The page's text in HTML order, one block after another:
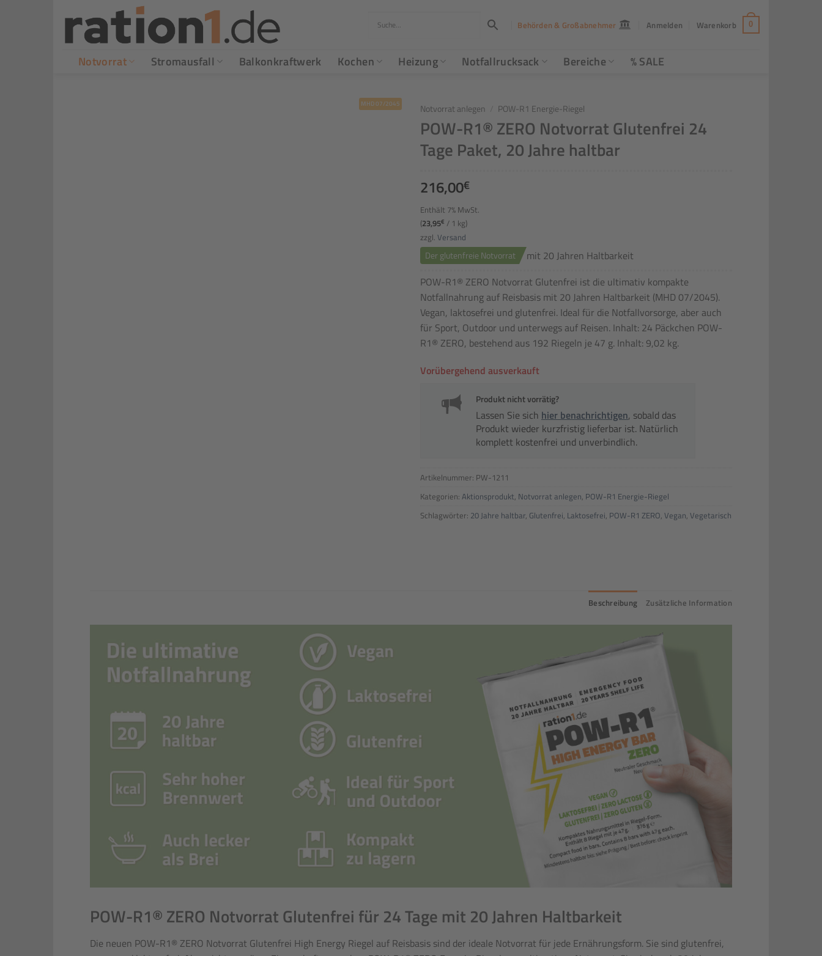
Inhalt
springen
Behörden & Großabnehmer Anmelden Warenkorb 0
Notvorrat Stromausfall Balkonkraftwerk Kochen Heizung Notfallrucksack Bereiche % SALE
MHD 07/2045 Notvorrat anlegen POW-R1 Energie-Riegel
POW-R1® ZERO Notvorrat Glutenfrei 24
Tage Paket, 20 Jahre haltbar
216,00€
Enthält 7% MwSt.
(23,95€ / 1 kg)
zzgl. Versand
Der glutenfreie Notvorrat
mit 20 Jahren Haltbarkeit
POW-R1® ZERO Notvorrat Glutenfrei ist die ultimativ kompakte
Notfallnahrung auf Reisbasis mit 20 Jahren Haltbarkeit (MHD 07/2045).
Vegan, laktosefrei und glutenfrei. Ideal für die Notfallvorsorge, aber auch
für Sport, Outdoor und unterwegs auf Reisen. Inhalt: 24 Päckchen POW-
R1® ZERO, bestehend aus 192 Riegeln je 47 g. Inhalt: 9,02 kg.
Vorübergehend ausverkauft
Produkt nicht vorrätig?
Lassen Sie sich hier benachrichtigen, sobald das
Produkt wieder kurzfristig lieferbar ist. Natürlich
komplett kostenfrei und unverbindlich.
Artikelnummer: PW-1211
Kategorien: Aktionsprodukt, Notvorrat anlegen, POW-R1 Energie-Riegel
Schlagwörter: 20 Jahre haltbar, Glutenfrei, Laktosefrei, POW-R1 ZERO, Vegan, Vegetarisch
Beschreibung Zusätzliche Information
POW-R1® ZERO Notvorrat Glutenfrei für 24 Tage mit 20 Jahren Haltbarkeit
Die neuen POW-R1® ZERO Notvorrat Glutenfrei High Energy Riegel auf Reisbasis sind der ideale Notvorrat für jede Ernährungsform. Sie sind glutenfrei,